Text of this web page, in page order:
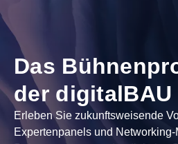
Das
der digitalBAU
Erleben Sie zukunftsweisende
Expertenpanels und